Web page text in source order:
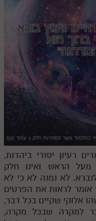
רעיון יסודי ביהדות,
הראש ואינו חלק
לא נמנה לא כי לא
אומר לראות את הפרטים
אלוקי שקיים בכל דבר,
למקרה שבכל מקרה,